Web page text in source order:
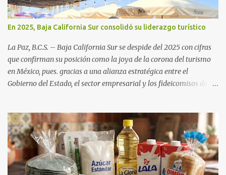
En 2025, Baja California Sur consolidó su liderazgo turístico
La Paz, B.C.S. – Baja California Sur se despide del 2025 con cifras
que confirman su posición como la joya de la corona del turismo
en México, pues. gracias a una alianza estratégica entre el
Gobierno del Estado, el sector empresarial y los fideicomisos de
una derrama económica sin precedentes. Las proyecciones para
este periodo vacacional son optimistas, con un promedio estatal
que supera el 70% . Sin embargo, la sorpresa del año la ha dado el
norte del estado. Comondú encabeza las expectativas con un
impresionante 89% de ocupación, impulsado por el interés